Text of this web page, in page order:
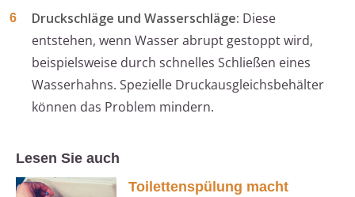
Druckschläge und Wasserschläge: Diese
entstehen, wenn Wasser abrupt gestoppt wird,
beispielsweise durch schnelles Schließen eines
Wasserhahns. Spezielle Druckausgleichsbehälter
können das Problem mindern.
Lesen Sie auch
Toilettenspülung macht